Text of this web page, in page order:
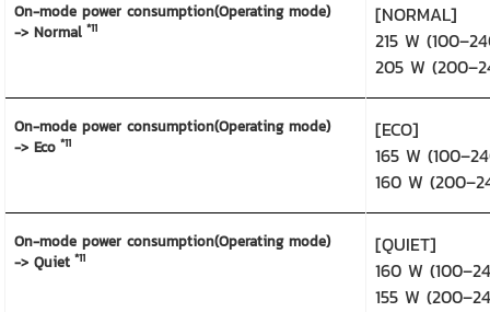
On-mode power consumption(Operating mode)
-> Normal *11
[NORMAL]
215 W
205 W
On-mode power consumption(Operating mode)
-> Eco *11
[ECO]
165 W
160 W
On-mode power consumption(Operating mode)
-> Quiet *11
[QUIET]
160 W
155 W